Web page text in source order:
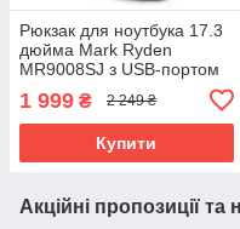
Рюкзак для ноутбука 17.3
дюйма Mark Ryden
MR9008SJ з USB-портом
1 999 ₴ 2 249 ₴
Купити
Акційні пропозиції та